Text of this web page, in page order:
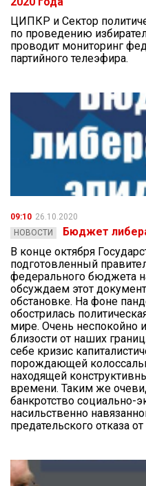
ЦИПКР и Сектор
по проведению
проводит мониторинг
партийного телеэфира.
09:10 26.10.2020
НОВОСТИ
Бюджет
В конце октября
подготовленный
федерального бюджета
обсуждаем этот
обстановке. На фоне
обострилась
мире. Очень неспокойно
близости от наших
себе кризис
порождающей
находящей
времени. Таким же
банкротство социально-
насильственно
предательского отказа